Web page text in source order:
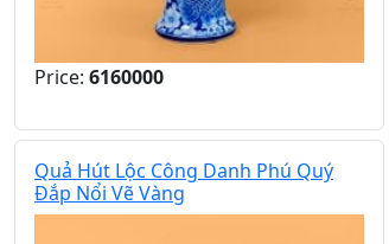
Price: 6160000
Quả Hút Lộc Công Danh Phú Quý
Đắp Nổi Vẽ Vàng